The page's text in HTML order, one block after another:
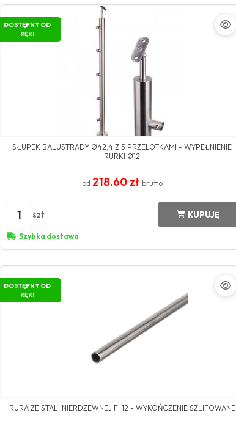
DOSTĘPNY OD
RĘKI
SŁUPEK BALUSTRADY Ø42,4 Z 5 PRZELOTKAMI - WYPEŁNIENIE
RURKI Ø12
od 218.60 zł brutto
1 szt KUPUJĘ
Szybka dostawa
DOSTĘPNY OD
RĘKI
RURA ZE STALI NIERDZEWNEJ FI 12 - WYKOŃCZENIE SZLIFOWANE